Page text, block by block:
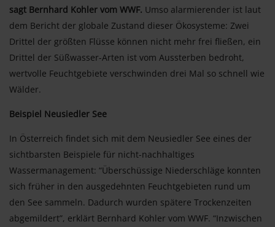
sagt Bernhard Kohler vom WWF. Umso alarmierender ist laut
dem Bericht der globale Zustand dieser Ökosysteme: Zwei
Drittel der größten Flüsse können nicht mehr frei fließen, ein
Drittel der Süßwasser-Arten ist vom Aussterben bedroht,
wertvolle Feuchtgebiete verschwinden drei Mal so schnell wie
Wälder.
Beispiel Neusiedler See
In Österreich findet sich mit dem Neusiedler See eines der
sichtbarsten Beispiele für nicht-nachhaltiges
Wassermanagement: “Überschüssige Niederschläge konnten
sich früher in den ausgedehnten Feuchtgebieten rund um
den See sammeln. Dadurch wurden spätere Trockenzeiten
abgemildert”, erklärt Bernhard Kohler vom WWF. “Inzwischen